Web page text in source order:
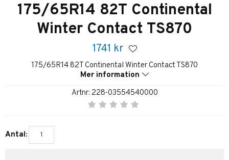
175/65R14 82T Continental
Winter Contact TS870
1741 kr
175/65R14 82T Continental Winter Contact TS870
Mer information
Artnr: 228-03554540000
Antal: